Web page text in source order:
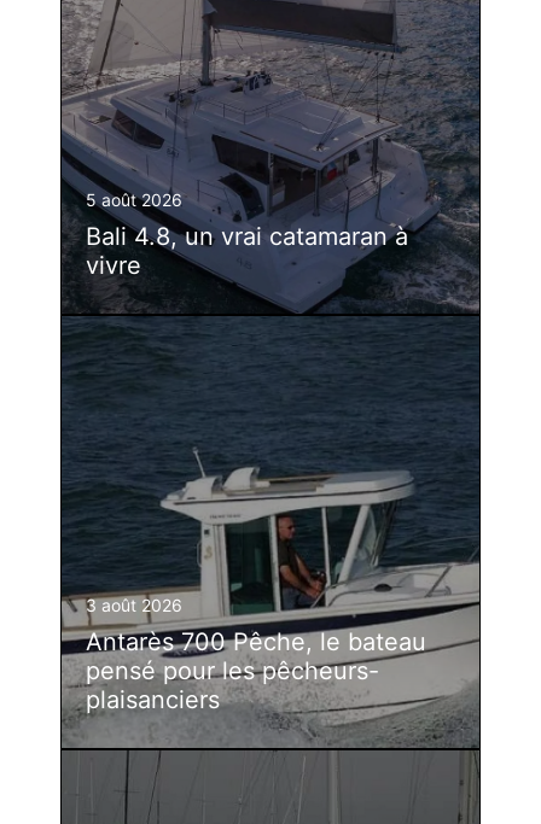
5 août 2026
Bali 4.8, un vrai catamaran à
vivre
3 août 2026
Antarès 700 Pêche, le bateau
pensé pour les pêcheurs-
plaisanciers